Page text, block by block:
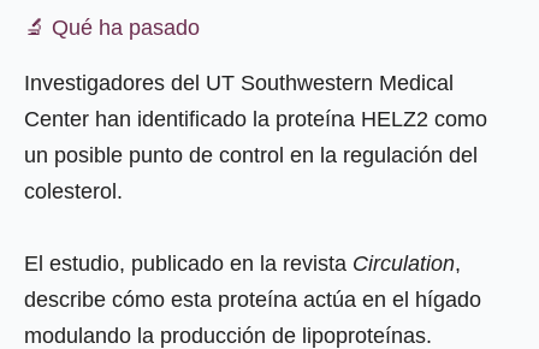
🔬 Qué ha pasado
Investigadores del UT Southwestern Medical
Center han identificado la proteína HELZ2 como
un posible punto de control en la regulación del
colesterol.
El estudio, publicado en la revista Circulation,
describe cómo esta proteína actúa en el hígado
modulando la producción de lipoproteínas.